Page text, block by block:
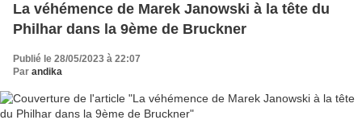
La véhémence de Marek Janowski à la tête du
Philhar dans la 9ème de Bruckner
Publié le 28/05/2023 à 22:07
Par andika